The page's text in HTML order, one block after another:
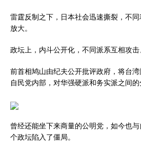
雷霆反制之下，日本社会迅速撕裂，不
放大。
政坛上，内斗公开化，不同派系互相攻击
前首相鸠山由纪夫公开批评政府，将台
自民党内部，对华强硬派和务实派之间的
曾经还能坐下来商量的公明党，如今也
个政坛陷入了僵局。